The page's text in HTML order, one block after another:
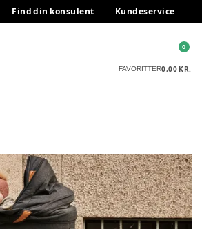
Find din konsulent Kundeservice
FAVORITTER0,00 KR.
0